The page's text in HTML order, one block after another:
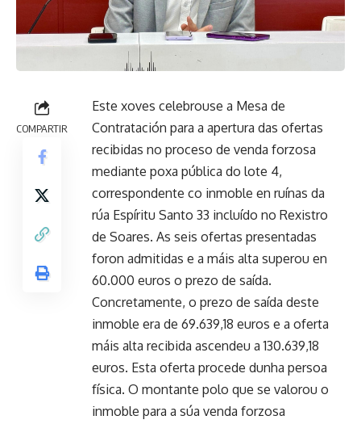
COMPARTIR
Este xoves celebrouse a Mesa de
Contratación para a apertura das ofertas
recibidas no proceso de venda forzosa
mediante poxa pública do lote 4,
correspondente co inmoble en ruínas da
rúa Espíritu Santo 33 incluído no Rexistro
de Soares. As seis ofertas presentadas
foron admitidas e a máis alta superou en
60.000 euros o prezo de saída.
Concretamente, o prezo de saída deste
inmoble era de 69.639,18 euros e a oferta
máis alta recibida ascendeu a 130.639,18
euros. Esta oferta procede dunha persoa
física. O montante polo que se valorou o
inmoble para a súa venda forzosa